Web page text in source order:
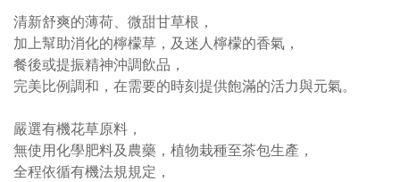
清新舒爽的薄荷、微甜甘草根，
加上幫助消化的檸檬草，及迷人檸檬的香氣，
餐後或提振精神沖調飲品，
完美比例調和，在需要的時刻提供飽滿的活力與元氣。
嚴選有機花草原料，
無使用化學肥料及農藥，植物栽種至茶包生產，
全程依循有機法規規定，